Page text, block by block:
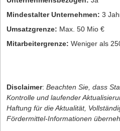
Mindestalter Unternehmen: 3
Umsatzgrenze: Max. 50 Mio €
Mitarbeitergrenze: Weniger als
Disclaimer: Beachten Sie, dass
Kontrolle und laufender
Haftung für die Aktualität,
Fördermittel-Informationen